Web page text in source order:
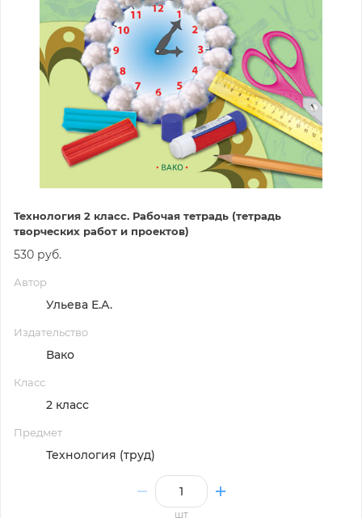
Технология 2 класс. Рабочая тетрадь (тетрадь
творческих работ и проектов)
530 руб.
Автор
Ульева Е.А.
Издательство
Вако
Класс
2 класс
Предмет
Технология (труд)
шт